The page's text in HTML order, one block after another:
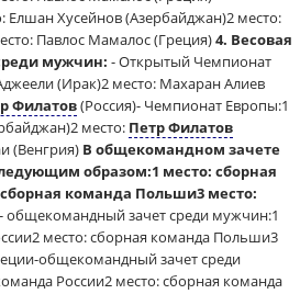
Елшан Хусейнов (Азербайджан)2 место:
Павлос Мамалос (Греция)4. Весовая
мужчин: - Открытый Чемпионат
(Ирак)2 место: Махаран Алиев
Филатов(Россия)- Чемпионат Европы:1
место: Петр Филатов
(Венгрия) В общекомандном зачете
образом:1 место: сборная
команда Польши3 место:
- общекомандный зачет среди мужчин:1
место: сборная команда Польши3
общекомандный зачет среди
России2 место: сборная команда